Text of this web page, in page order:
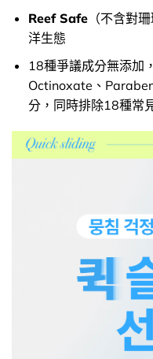
Reef Safe（不含對
洋生態
18種爭議成分無添加
Octinoxate、
分，同時排除18種常